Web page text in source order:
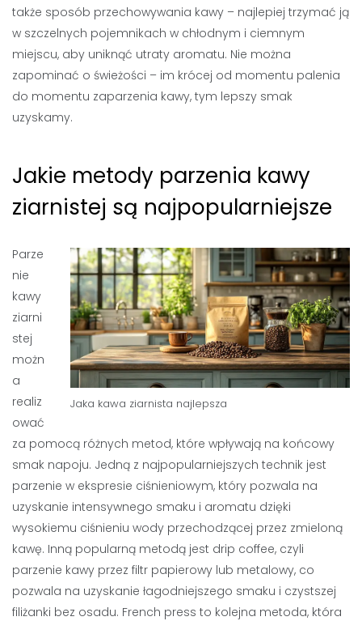
także sposób przechowywania kawy – najlepiej trzymać ją
w szczelnych pojemnikach w chłodnym i ciemnym
miejscu, aby uniknąć utraty aromatu. Nie można
zapominać o świeżości – im krócej od momentu palenia
do momentu zaparzenia kawy, tym lepszy smak
uzyskamy.
Jakie metody parzenia kawy
ziarnistej są najpopularniejsze
Jaka kawa ziarnista najlepsza
Parze
nie
kawy
ziarni
stej
możn
a
realiz
ować
za pomocą różnych metod, które wpływają na końcowy
smak napoju. Jedną z najpopularniejszych technik jest
parzenie w ekspresie ciśnieniowym, który pozwala na
uzyskanie intensywnego smaku i aromatu dzięki
wysokiemu ciśnieniu wody przechodzącej przez zmieloną
kawę. Inną popularną metodą jest drip coffee, czyli
parzenie kawy przez filtr papierowy lub metalowy, co
pozwala na uzyskanie łagodniejszego smaku i czystszej
filiżanki bez osadu. French press to kolejna metoda, która